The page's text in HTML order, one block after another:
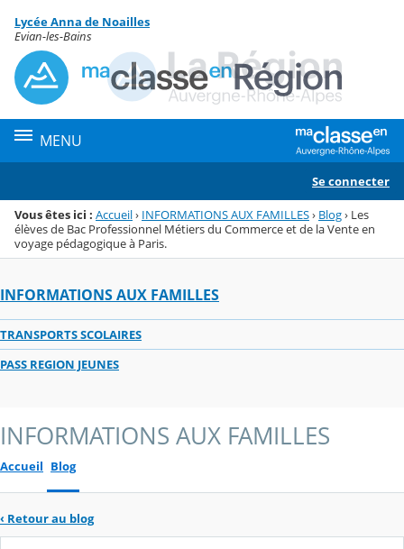
Menu de la rubrique
Contenu
Lycée Anna de Noailles
Evian-les-Bains
MENU
Se connecter
Vous êtes ici : Accueil› INFORMATIONS AUX FAMILLES› Blog› Les
élèves de Bac Professionnel Métiers du Commerce et de la Vente en
voyage pédagogique à Paris.
INFORMATIONS AUX FAMILLES
TRANSPORTS SCOLAIRES
PASS REGION JEUNES
INFORMATIONS AUX FAMILLES
Accueil Blog
‹ Retour au blog